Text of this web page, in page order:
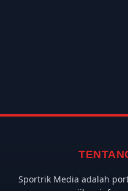
Sportrik Media adalah